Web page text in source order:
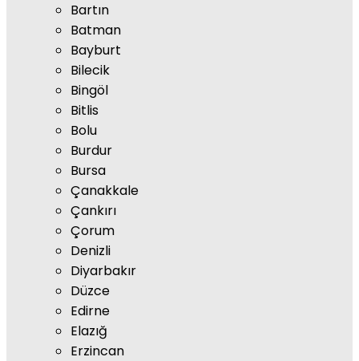
Bartın
Batman
Bayburt
Bilecik
Bingöl
Bitlis
Bolu
Burdur
Bursa
Çanakkale
Çankırı
Çorum
Denizli
Diyarbakır
Düzce
Edirne
Elazığ
Erzincan